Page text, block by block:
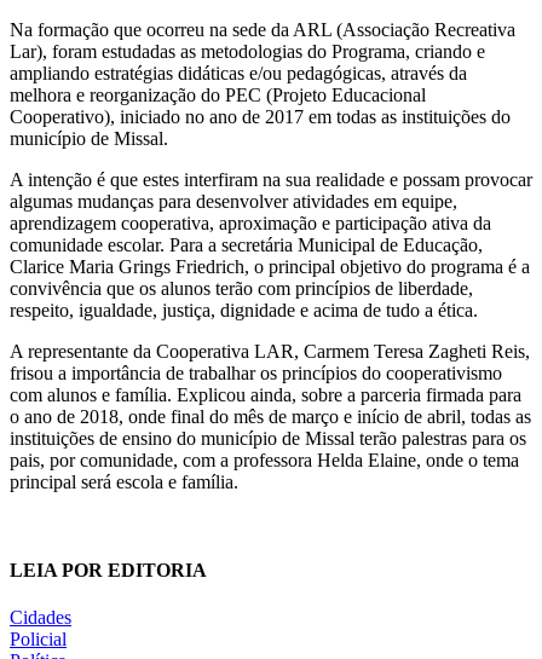
Na formação que ocorreu na sede da ARL (Associação Recreativa
Lar), foram estudadas as metodologias do Programa, criando e
ampliando estratégias didáticas e/ou pedagógicas, através da
melhora e reorganização do PEC (Projeto Educacional
Cooperativo), iniciado no ano de 2017 em todas as instituições do
município de Missal.
A intenção é que estes interfiram na sua realidade e possam provocar
algumas mudanças para desenvolver atividades em equipe,
aprendizagem cooperativa, aproximação e participação ativa da
comunidade escolar. Para a secretária Municipal de Educação,
Clarice Maria Grings Friedrich, o principal objetivo do programa é a
convivência que os alunos terão com princípios de liberdade,
respeito, igualdade, justiça, dignidade e acima de tudo a ética.
A representante da Cooperativa LAR, Carmem Teresa Zagheti Reis,
frisou a importância de trabalhar os princípios do cooperativismo
com alunos e família. Explicou ainda, sobre a parceria firmada para
o ano de 2018, onde final do mês de março e início de abril, todas as
instituições de ensino do município de Missal terão palestras para os
pais, por comunidade, com a professora Helda Elaine, onde o tema
principal será escola e família.
LEIA POR EDITORIA
Cidades
Policial